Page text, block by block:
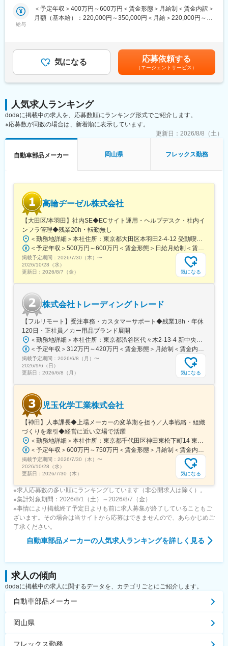
・残業は月10時間程度と少なめ◎
・夜勤は基本なし
新工法の導入という0→1のフェーズに関わることができ、自身の
技術が会社全体に広がる実感を得られます。将来的には海外拠点
への展開や技術指導に携わる機会もあり、グローバルに活躍でき
■企業の魅力：
自動車部品だけでなく、建設機械や福祉関連など多角的に事業を
展開。景気変動にも強く、コロナ禍においても安定した黒字経営
を継続しています。託児所や社員食堂など福利厚生も充実してお
す。特に、リフト、車検機などの据付・敷設工事は関係先をとり
まとめていただき、中心となって担当いただく業務です。
定します。
■担当製品について
自動車整備用リフト、自動車検査機器、高圧洗浄機
■競合優位：
機器・リフトといった主力製品については、自社で開発製造した
社と比べて大きな強みです。ご担当頂く自動車整備機器において
は、国からの認可を得たのは国内たった4社であり、当社はそのう
ちの1社です。
■安定性
ブレーキアシストシステムなど先進安全装置が車両に数多く搭載
されている現状を受け、法定の検査項目が直近で追加され、法定
対応のため同社が提供する機器は顧客の企業活動に必須であり、
車両の進化に伴い、継続して将来性を持ち続けるビジネスを同社
給与
＜予定年収＞400万円～600万円＜賃金形態＞月給制＜賃金内訳＞
月額（基本給）：220,000円～350,000円＜月給＞220,000円～
固定手当を含めた表記です。
気になる 応募依頼する
（エージェントサービス）
人気求人ランキング
dodaに掲載中の求人を、応募数順にランキング形式でご紹介します。
※応募数が同数の場合は、新着順に表示しています。
更新日： 2026/8/8（土）
自動車部品メーカー 岡山県 フレックス勤務
高輪ヂーゼル株式会社
【大田区/本羽田】社内SE◆ECサイト運用・ヘルプデスク・社内イ
ンフラ管理◆残業20h・転勤無し
＜勤務地詳細＞本社住所：東京都大田区本羽田2-4-12 受動喫煙対策：屋内全面禁煙変更の範囲：会社の定める事業所
＜予定年収＞500万円～600万円＜賃金形態＞日給月給制＜賃金内訳＞月額（基本給）：300,000円～350,000円/月21日間勤務想定＜想定月額＞300,000円～350,000円＜昇給有無＞有＜残業手当＞有＜給与補足＞※別途、諸手当（一律）を支給※給与詳細は経験・能力を考慮のうえ決定■昇給：年1回■賞与：年2回 前年実績3.5カ月賃金はあくまでも目安の金額であり、選考を通じて上下する可能性があります。月給(月額)は固定手当を含めた表記です。
掲載予定期間： 2026/7/30（木） 〜
2026/10/28（水）
更新日： 2026/8/7（金） 気になる
株式会社トレーディングトレード
【フルリモート】受注事務・カスタマーサポート◆残業18h・年休
120日・正社員／カー用品ブランド展開
＜勤務地詳細＞本社住所：東京都渋谷区代々木2-13-4 新中央ビル4F受動喫煙対策：屋内全面禁煙変更の範囲：会社の定める事業所（リモートワーク含む）
＜予定年収＞312万円～420万円＜賃金形態＞月給制＜賃金内訳＞月額（基本給）：260,000円～350,000円＜月給＞260,000円～350,000円＜昇給有無＞有＜残業手当＞有＜給与補足＞※上記は目安であり、スキル・経験により変動します。■昇給：年2回■賞与：年1回 ※賞与は経験・スキルに応じて決定し、業績に応じて変動します。賃金はあくまでも目安の金額であり、選考を通じて上下する可能性があります。月給(月額)は固定手当を含めた表記です。
掲載予定期間： 2026/6/8（月） 〜
2026/9/6（日）
更新日： 2026/6/8（月） 気になる
児玉化学工業株式会社
【神田】人事課長◆上場メーカーの変革期を担う／人事戦略・組織
づくりを牽引◆経営に近い立場で活躍
＜勤務地詳細＞本社住所：東京都千代田区神田東松下町14 東信神田THビル5F勤務地最寄駅：JR各線・東京メトロ日比谷線／秋葉原駅、都営新宿線 岩本町駅受動喫煙対策：屋内全面禁煙
＜予定年収＞600万円～750万円＜賃金形態＞月給制＜賃金内訳＞月額（基本給）：420,000円～530,000円＜月給＞420,000円～530,000円＜昇給有無＞有＜残業手当＞無＜給与補足＞■残業手当：管理監督署のため支給無し ※深夜金手当有■昇給：年1回■賞与：年2回賃金はあくまでも目安の金額であり、選考を通じて上下する可能性があります。月給(月額)は固定手当を含めた表記です。
掲載予定期間： 2026/7/30（木） 〜
2026/10/28（水）
更新日： 2026/7/30（木） 気になる
※求人応募数の多い順にランキングしています（非公開求人は除く）。
※集計対象期間：2026/8/1（土）～2026/8/7（金）
※事情により掲載終了予定日よりも前に求人募集が終了していることもご
ざいます。その場合は当サイトから応募はできませんので、あらかじめご
了承ください。
自動車部品メーカーの人気求人ランキングを詳しく見る
求人の傾向
dodaに掲載中の求人に関するデータを、カテゴリごとにご紹介します。
自動車部品メーカー
岡山県
フレックス勤務